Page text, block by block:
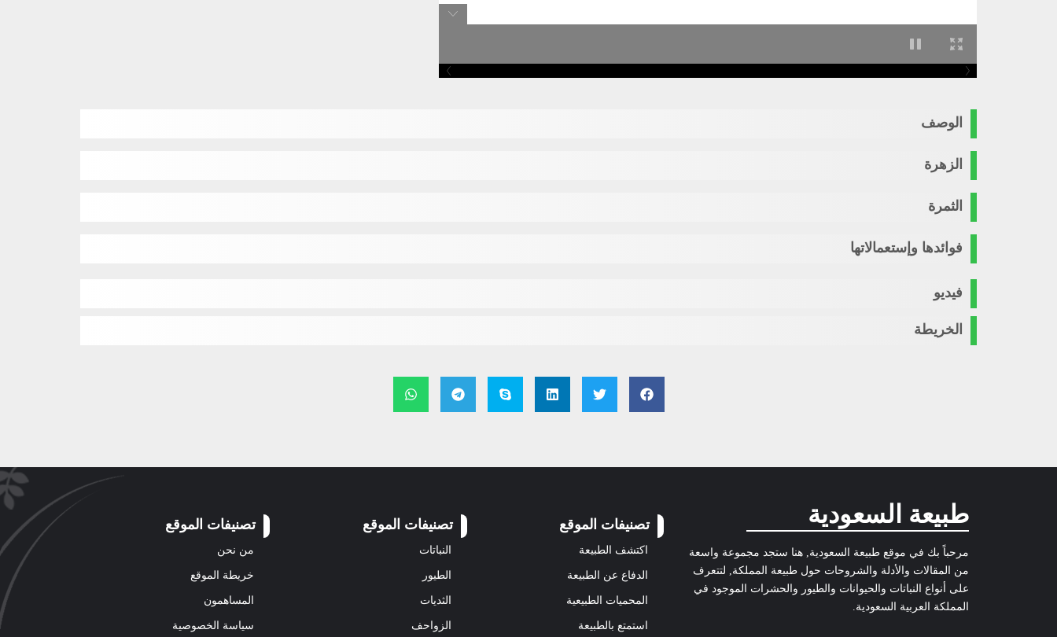
الوصف
الزهرة
الثمرة
فوائدها وإستعمالاتها
فيديو
الخريطة
طبيعة السعودية
مرحباً بك في موقع طبيعة السعودية, هنا ستجد مجموعة واسعة
من المقالات والأدلة والشروحات حول طبيعة المملكة, لتتعرف
على أنواع النباتات والحيوانات والطيور والحشرات الموجود في
المملكة العربية السعودية.
تصنيفات الموقع
اكتشف الطبيعة
الدفاع عن الطبيعة
المحميات الطبيعية
استمتع بالطبيعة
تصنيفات الموقع
النباتات
الطيور
الثديات
الزواحف
تصنيفات الموقع
من نحن
خريطة الموقع
المساهمون
سياسة الخصوصية